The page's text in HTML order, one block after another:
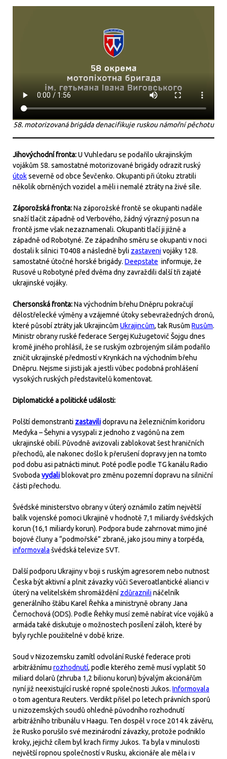
58. motorizovaná brigáda denacifikuje ruskou námořní pěchotu
Jihovýchodní fronta:U Vuhledaru se podařilo ukrajinským
vojákům 58. samostatné motorizované brigády odrazit ruský
útokseverně od obce Ševčenko. Okupanti při útoku ztratili
několik obrněných vozidel a měli i nemalé ztráty na živé síle.
Záporožská fronta:Na záporožské frontě se okupanti nadále
snaží tlačit západně od Verbového, žádný výrazný posun na
frontě jsme však nezaznamenali. Okupanti tlačí ji jižně a
západně od Robotyné. Ze západního směru se okupanti v noci
dostali k silnici T0408 a následně byli zastavenivojáky 128.
samostatné útočné horské brigády. Deepstate informuje, že
Rusové u Robotyné před dvěma dny zavraždili další tři zajaté
ukrajinské vojáky.
Chersonská fronta:Na východním břehu Dněpru pokračují
dělostřelecké výměny a vzájemné útoky sebevražedných dronů,
které působí ztráty jak Ukrajincům Ukrajincům, tak Rusům Rusům.
Ministr obrany ruské federace Sergej Kužugetovič Šojgu dnes
kromě jiného prohlásil, že se ruským ozbrojeným silám podařilo
zničit ukrajinské předmostí v Krynkách na východním břehu
Dněpru. Nejsme si jisti jak a jestli vůbec podobná prohlášení
vysokých ruských představitelů komentovat.
Diplomatické a politické události:
Polští demonstranti zastavilidopravu na železničním koridoru
Medyka – Šehyni a vysypali z jednoho z vagónů na zem
ukrajinské obilí. Původně avizovali zablokovat šest hraničních
přechodů, ale nakonec došlo k přerušení dopravy jen na tomto
pod dobu asi patnácti minut. Poté podle podle TG kanálu Radio
Svoboda vydaliblokovat pro změnu pozemní dopravu na silniční
části přechodu.
Švédské ministerstvo obrany v úterý oznámilo zatím největší
balík vojenské pomoci Ukrajině v hodnotě 7,1 miliardy švédských
korun (16,1 miliardy korun). Podpora bude zahrnovat mimo jiné
bojové čluny a “podmořské” zbraně, jako jsou miny a torpéda,
informovala švédská televize SVT.
Další podporu Ukrajiny v boji s ruským agresorem nebo nutnost
Česka být aktivní a plnit závazky vůči Severoatlantické alianci v
úterý na velitelském shromáždění zdůraznilináčelník
generálního štábu Karel Řehka a ministryně obrany Jana
Černochová (ODS). Podle Řehky musí země nabírat více vojáků a
armáda také diskutuje o možnostech posílení záloh, které by
byly rychle použitelné v době krize.
Soud v Nizozemsku zamítl odvolání Ruské federace proti
arbitrážnímu rozhodnutí, podle kterého země musí vyplatit 50
miliard dolarů (zhruba 1,2 bilionu korun) bývalým akcionářům
nyní již neexistující ruské ropné společnosti Jukos. Informovala
o tom agentura Reuters. Verdikt přišel po letech právních sporů
u nizozemských soudů ohledně původního rozhodnutí
arbitrážního tribunálu v Haagu. Ten dospěl v roce 2014 k závěru,
že Rusko porušilo své mezinárodní závazky, protože podniklo
kroky, jejichž cílem byl krach firmy Jukos. Ta byla v minulosti
největší ropnou společností v Rusku, akcionáře ale měla i v